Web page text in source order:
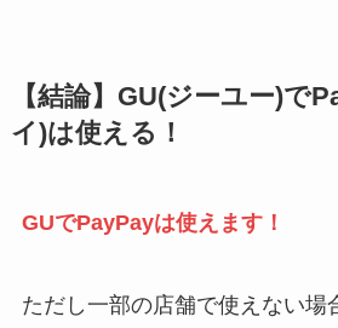
【結論】GU(ジーユー)で
イ)は使える！
GUでPayPayは使えます！
ただし一部の店舗で使えない場